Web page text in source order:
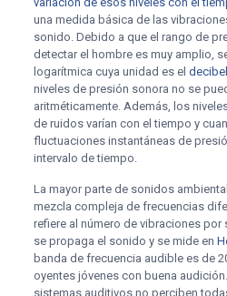
una medida básica de las
sonido. Debido a que el rango de
detectar el hombre es muy amplio,
logarítmica cuya unidad es el decibel
niveles de presión sonora no se
aritméticamente. Además, los
de ruidos varían con el tiempo y
fluctuaciones instantáneas de
intervalo de tiempo.
La mayor parte de sonidos
mezcla compleja de frecuencias
refiere al número de vibraciones por
se propaga el sonido y se mide en
banda de frecuencia audible es de
oyentes jóvenes con buena
sistemas auditivos no perciben